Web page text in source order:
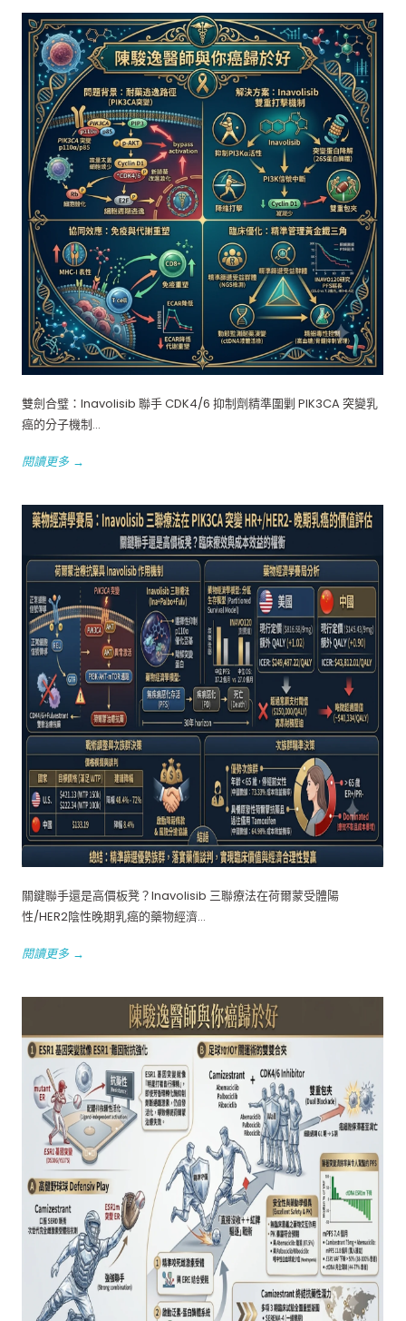
雙劍合璧：Inavolisib 聯手 CDK4/6 抑制劑精準圍剿 PIK3CA 突變乳
癌的分子機制...
閱讀更多 →
關鍵聯手還是高價板凳？Inavolisib 三聯療法在荷爾蒙受體陽
性/HER2陰性晚期乳癌的藥物經濟...
閱讀更多 →